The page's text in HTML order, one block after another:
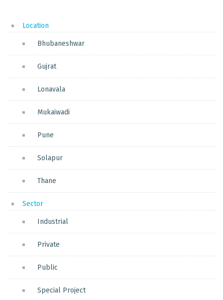
Location
Bhubaneshwar
Gujrat
Lonavala
Mukaiwadi
Pune
Solapur
Thane
Sector
Industrial
Private
Public
Special Project